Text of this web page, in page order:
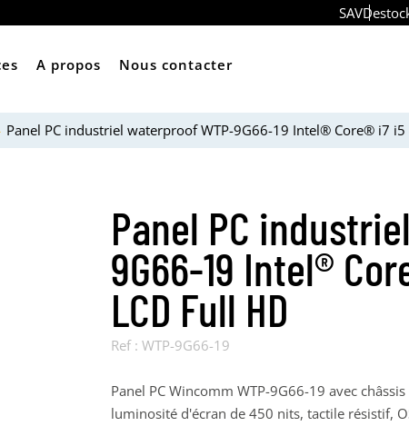
SAV
A propos Nous contacter
Panel PC industriel waterproof WTP-9G66-19 Intel® Core® i7 i5
Panel PC
9G66-19 Intel®
LCD Full HD
Ref : WTP-9G66-19
Panel PC Wincomm WTP-9G66-19 avec
luminosité d'écran de 450 nits, tactile résistif,